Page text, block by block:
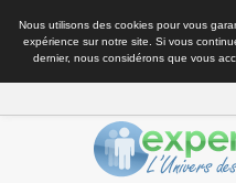
Nous utilisons des cookies pour vous
expérience sur notre site. Si vous
dernier, nous considérons que vous